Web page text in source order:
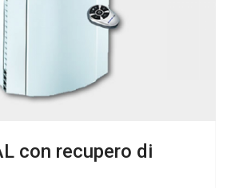
con recupero di